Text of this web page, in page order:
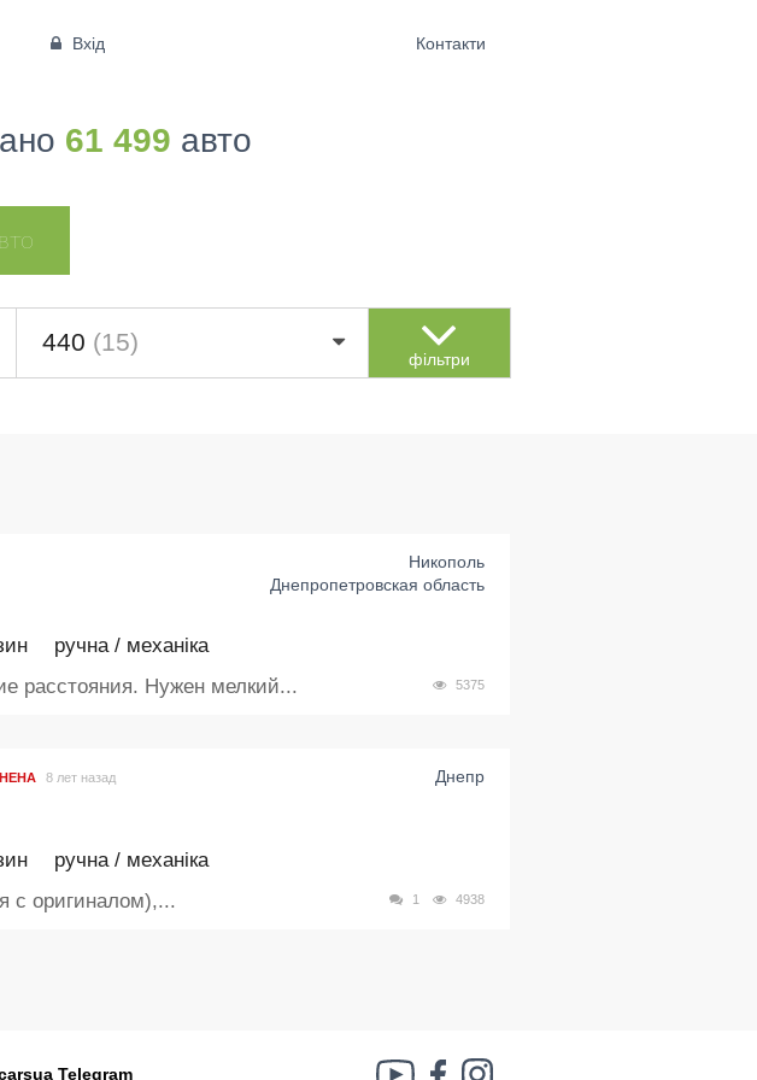
Вхід Контакти
61 499 авто
440 (15)
фільтри
Никополь
Днепропетровская область
ручна / механіка
5375
расстояния. Нужен мелкий...
Днепр
8 лет назад
ручна / механіка
1 4938
с оригиналом),...
Telegram